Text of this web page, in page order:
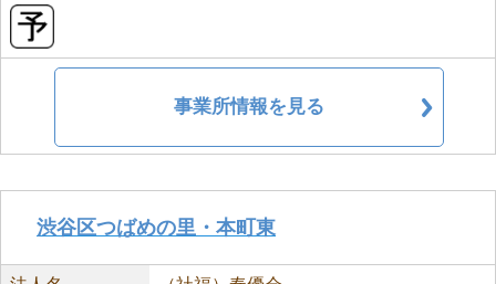
事業所情報を見る
渋谷区つばめの里・本町東